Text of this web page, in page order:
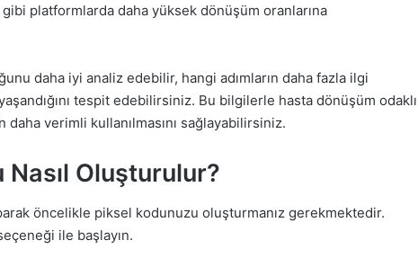
platformlarda daha yüksek dönüşüm oranlarına
daha iyi analiz edebilir, hangi adımların daha fazla ilgi
tespit edebilirsiniz. Bu bilgilerle hasta dönüşüm odaklı
verimli kullanılmasını sağlayabilirsiniz.
Oluşturulur?
öncelikle piksel kodunuzu oluşturmanız gerekmektedir.
ile başlayın.